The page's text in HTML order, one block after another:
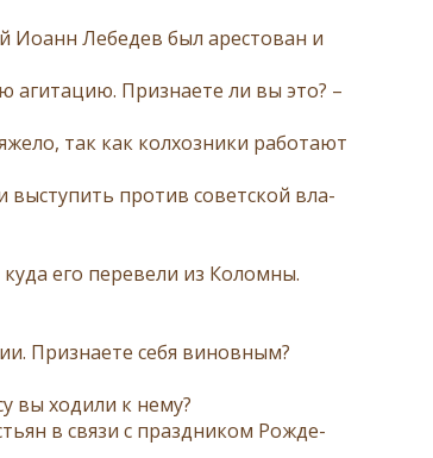
Иоанн Ле­бе­дев был аре­сто­ван и
аги­та­цию. При­зна­е­те ли вы это? –
так как кол­хоз­ни­ки ра­бо­та­ют
вы­сту­пить про­тив со­вет­ской вла­
его пе­ре­ве­ли из Ко­лом­ны.
При­зна­е­те се­бя ви­нов­ным?
вы хо­ди­ли к нему?
в свя­зи с празд­ни­ком Рож­де­